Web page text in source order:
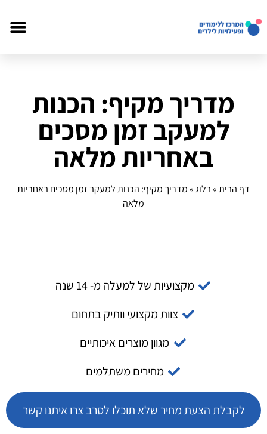
מדריך מקיף: הכנות
למעקב זמן מסכים
באחריות מלאה
דף הבית»בלוג»מדריך מקיף: הכנות למעקב זמן מסכים באחריות
מלאה
מקצועיות של למעלה מ- 14 שנה
צוות מקצועי וותיק בתחום
מגוון מוצרים איכותיים
מחירים משתלמים
לקבלת הצעת מחיר שלא תוכלו לסרב צרו איתנו קשר